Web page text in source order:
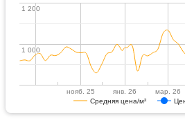
Средняя цена/м²
нояб. 25 янв. 26 мар. 26
1 000
1 000
1 200
1 200